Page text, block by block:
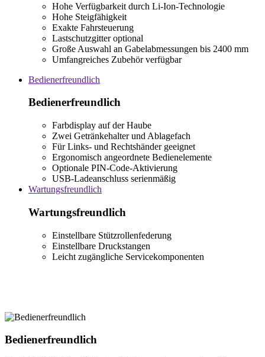
Hohe Verfügbarkeit durch Li-Ion-Technologie
Hohe Steigfähigkeit
Exakte Fahrsteuerung
Lastschutzgitter optional
Große Auswahl an Gabelabmessungen bis 2400 mm
Umfangreiches Zubehör verfügbar
Bedienerfreundlich
Bedienerfreundlich
Farbdisplay auf der Haube
Zwei Getränkehalter und Ablagefach
Für Links- und Rechtshänder geeignet
Ergonomisch angeordnete Bedienelemente
Optionale PIN-Code-Aktivierung
USB-Ladeanschluss serienmäßig
Wartungsfreundlich
Wartungsfreundlich
Einstellbare Stützrollenfederung
Einstellbare Druckstangen
Leicht zugängliche Servicekomponenten
Bedienerfreundlich